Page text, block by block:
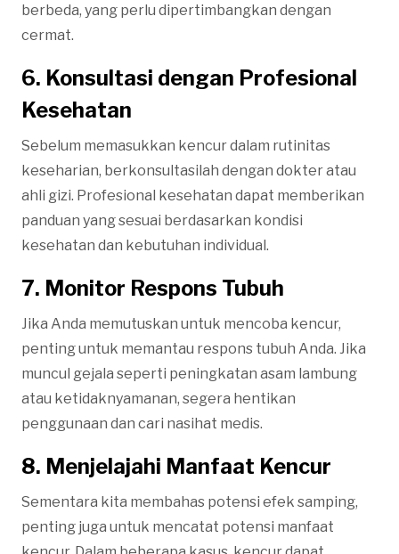
berbeda, yang perlu dipertimbangkan dengan
cermat.
6. Konsultasi dengan Profesional
Kesehatan
Sebelum memasukkan kencur dalam rutinitas
keseharian, berkonsultasilah dengan dokter atau
ahli gizi. Profesional kesehatan dapat memberikan
panduan yang sesuai berdasarkan kondisi
kesehatan dan kebutuhan individual.
7. Monitor Respons Tubuh
Jika Anda memutuskan untuk mencoba kencur,
penting untuk memantau respons tubuh Anda. Jika
muncul gejala seperti peningkatan asam lambung
atau ketidaknyamanan, segera hentikan
penggunaan dan cari nasihat medis.
8. Menjelajahi Manfaat Kencur
Sementara kita membahas potensi efek samping,
penting juga untuk mencatat potensi manfaat